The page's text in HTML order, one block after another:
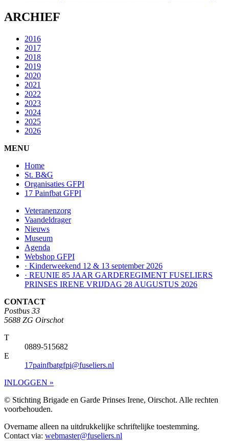
ARCHIEF
2016
2017
2018
2019
2020
2021
2022
2023
2024
2025
2026
MENU
Home
St. B&G
Organisaties GFPI
17 Painfbat GFPI
Veteranenzorg
Vaandeldrager
Nieuws
Museum
Agenda
Webshop GFPI
· Kinderweekend 12 & 13 september 2026
· REUNIE 85 JAAR GARDEREGIMENT FUSELIERS
PRINSES IRENE VRIJDAG 28 AUGUSTUS 2026
CONTACT
Postbus 33
5688 ZG Oirschot
T
0889-515682
E
17painfbatgfpi@fuseliers.nl
INLOGGEN »
© Stichting Brigade en Garde Prinses Irene, Oirschot. Alle rechten
voorbehouden.
Overname alleen na uitdrukkelijke schriftelijke toestemming.
Contact via: webmaster@fuseliers.nl